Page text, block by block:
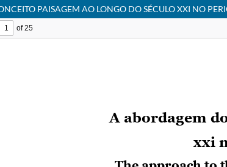
PAISAGEM AO LONGO DO SÉCULO XXI NO